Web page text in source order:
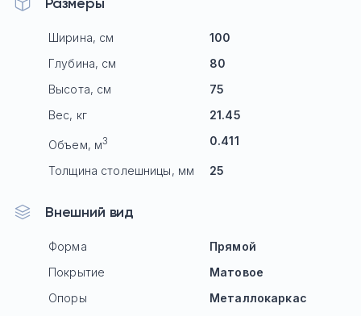
Ширина, см
100
Глубина, см
80
Высота, см
75
Вес, кг
21.45
Объем, м3 0.411
Толщина столешницы, мм 25
Внешний вид
Форма
Прямой
Покрытие
Матовое
Опоры
Mеталлокаркас